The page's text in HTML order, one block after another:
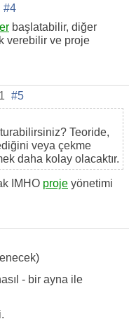
#4
başlatabilir, diğer
verebilir ve proje
#5
Teoride,
veya çekme
daha kolay olacaktır.
IMHO proje yönetimi
- bir ayna ile